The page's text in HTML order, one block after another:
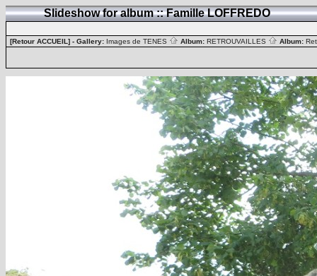
Slideshow for album :: Famille LOFFREDO
[Retour ACCUEIL] - Gallery: Images de TENES Album: RETROUVAILLES Album: